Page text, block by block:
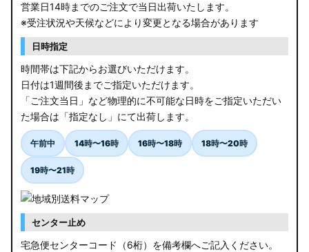
営業日14時までのご注文で当日出荷いたします。
※受注状況や天候などにより変更となる場合があります
日時指定
時間帯は下記からお選びいただけます。
日付は1週間後までご指定いただけます。
「ご注文当日」など物理的に不可能な日時をご指定いただい
た場合は「指定なし」にて出荷します。
午前中 14時〜16時 16時〜18時 18時〜20時
19時〜21時
センター止め
宅急便センターコード（6桁）を備考欄へご記入ください。